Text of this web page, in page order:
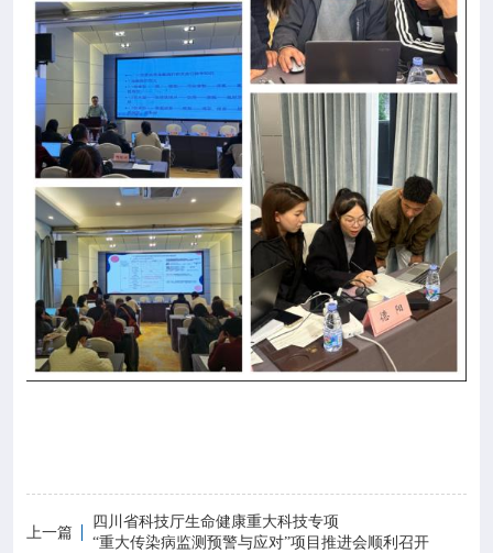
上一篇
四川省科技厅生命健康重大科技专项
“重大传染病监测预警与应对”项目推进会顺利召开